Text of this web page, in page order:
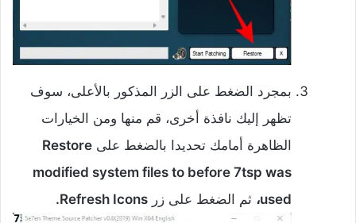
‌بمجرد الضغط على الزر المذكور بالأعلى، سوف
تظهر إليك نافذة أخرى، قم منها ومن الخيارات
الظاهرة أمامك تحديدا بالضغط على Restore
modified system files to before 7tsp was
used، ثم الضغط على زر Refresh Icons.